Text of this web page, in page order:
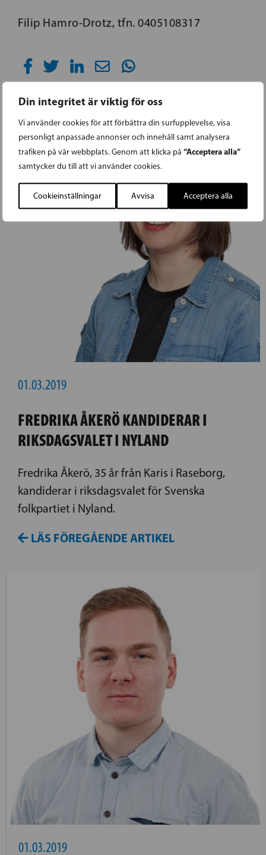
Din integritet är viktig för oss
Vi använder cookies för att förbättra din surfupplevelse, visa
personligt anpassade annonser och innehåll samt analysera
trafiken på vår webbplats. Genom att klicka på “Acceptera alla”
samtycker du till att vi använder cookies.
Cookieinställningar Avvisa Acceptera alla
Filip Hamro-Drotz, tfn. 0405108317
01.03.2019
FREDRIKA ÅKERÖ KANDIDERAR I
RIKSDAGSVALET I NYLAND
Fredrika Åkerö, 35 år från Karis i Raseborg,
kandiderar i riksdagsvalet för Svenska
folkpartiet i Nyland.
LÄS FÖREGÅENDE ARTIKEL
01.03.2019